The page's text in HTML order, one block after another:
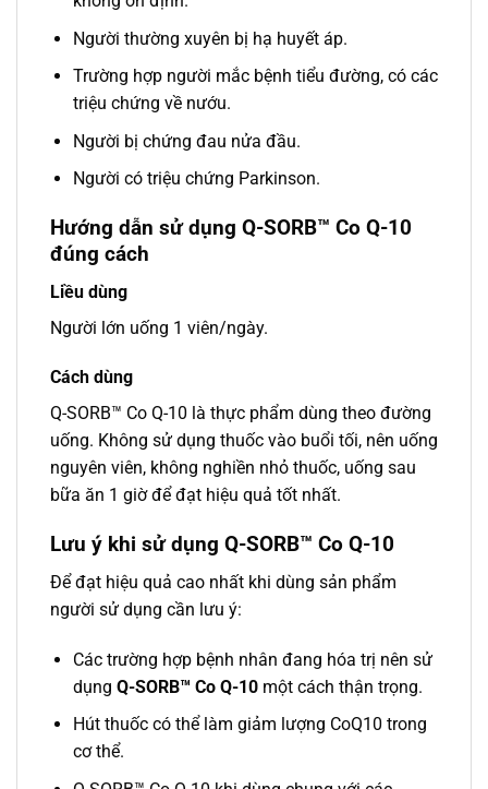
Người thường xuyên bị hạ huyết áp.
Trường hợp người mắc bệnh tiểu đường, có các
triệu chứng về nướu.
Người bị chứng đau nửa đầu.
Người có triệu chứng Parkinson.
Hướng dẫn sử dụng Q-SORB™ Co Q-10
đúng cách
Liều dùng
Người lớn uống 1 viên/ngày.
Cách dùng
Q-SORB™ Co Q-10 là thực phẩm dùng theo đường
uống. Không sử dụng thuốc vào buổi tối, nên uống
nguyên viên, không nghiền nhỏ thuốc, uống sau
bữa ăn 1 giờ để đạt hiệu quả tốt nhất.
Lưu ý khi sử dụng Q-SORB™ Co Q-10
Để đạt hiệu quả cao nhất khi dùng sản phẩm
người sử dụng cần lưu ý:
Các trường hợp bệnh nhân đang hóa trị nên sử
dụng Q-SORB™ Co Q-10một cách thận trọng.
Hút thuốc có thể làm giảm lượng CoQ10 trong
cơ thể.